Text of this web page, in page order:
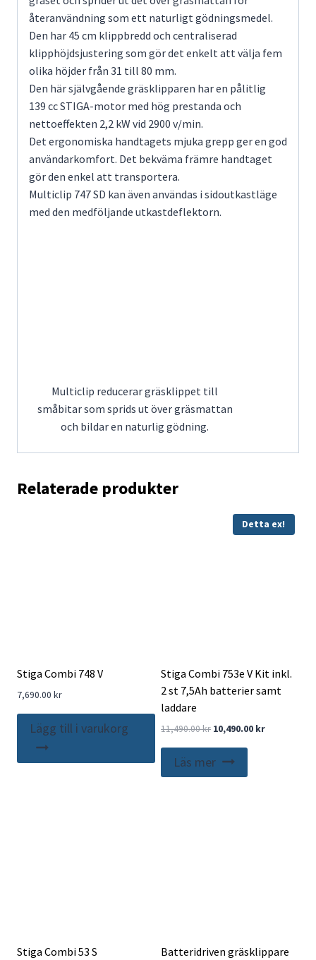
återanvändning som ett naturligt gödningsmedel.
Den har 45 cm klippbredd och centraliserad
klipphöjdsjustering som gör det enkelt att välja fem
olika höjder från 31 till 80 mm.
Den här självgående gräsklipparen har en pålitlig
139 cc STIGA-motor med hög prestanda och
nettoeffekten 2,2 kW vid 2900 v/min.
Det ergonomiska handtagets mjuka grepp ger en god
användarkomfort. Det bekväma främre handtaget
gör den enkel att transportera.
Multiclip 747 SD kan även användas i sidoutkastläge
med den medföljande utkastdeflektorn.
Multiclip reducerar gräsklippet till
småbitar som sprids ut över gräsmattan
och bildar en naturlig gödning.
Relaterade produkter
Stiga Combi 748 V
7,690.00 kr
Lägg till i varukorg
Detta ex!
Stiga Combi 753e V Kit inkl.
2 st 7,5Ah batterier samt
laddare
11,490.00kr Det
priset
10,490.00 krDet
Läs mer
Stiga Combi 53 S
Batteridriven gräsklippare